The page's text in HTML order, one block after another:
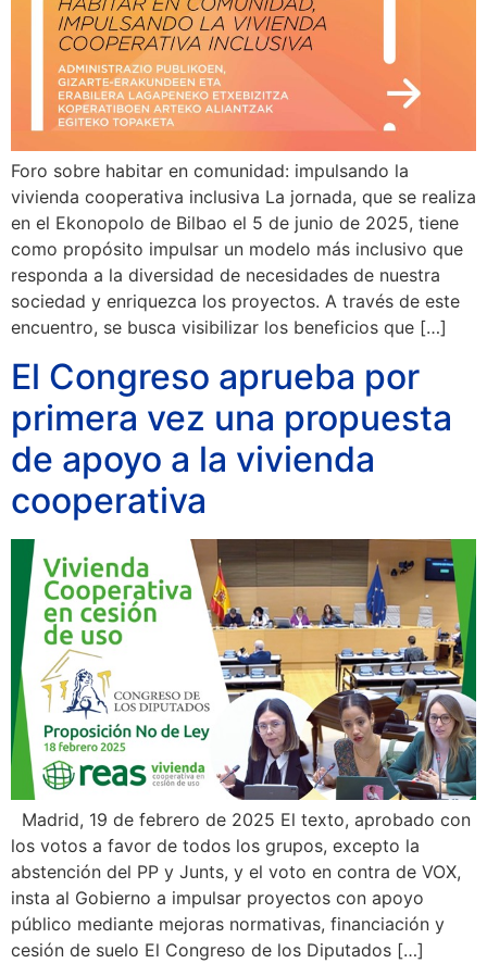
Foro sobre habitar en comunidad: impulsando la
vivienda cooperativa inclusiva La jornada, que se realiza
en el Ekonopolo de Bilbao el 5 de junio de 2025, tiene
como propósito impulsar un modelo más inclusivo que
responda a la diversidad de necesidades de nuestra
sociedad y enriquezca los proyectos. A través de este
encuentro, se busca visibilizar los beneficios que […]
El Congreso aprueba por
primera vez una propuesta
de apoyo a la vivienda
cooperativa
Madrid, 19 de febrero de 2025 El texto, aprobado con
los votos a favor de todos los grupos, excepto la
abstención del PP y Junts, y el voto en contra de VOX,
insta al Gobierno a impulsar proyectos con apoyo
público mediante mejoras normativas, financiación y
cesión de suelo El Congreso de los Diputados […]